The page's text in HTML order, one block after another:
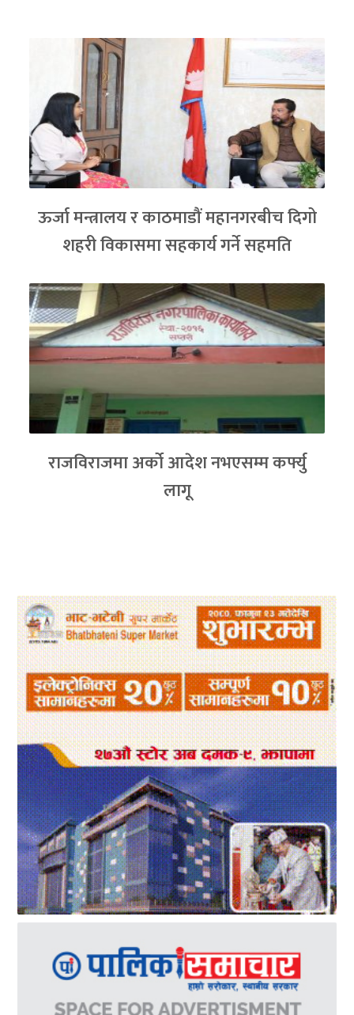
ऊर्जा मन्त्रालय र काठमाडौं महानगरबीच दिगो
शहरी विकासमा सहकार्य गर्ने सहमति
राजविराजमा अर्को आदेश नभएसम्म कर्फ्यु
लागू